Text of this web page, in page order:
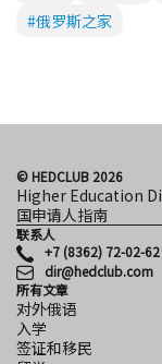
#俄罗斯之家
© HEDCLUB 2026
Higher Education
国申请人指南
联系人
+7 (8362) 72-02-62
dir@hedclub.com
所有文章
对外俄语
入学
签证和移民